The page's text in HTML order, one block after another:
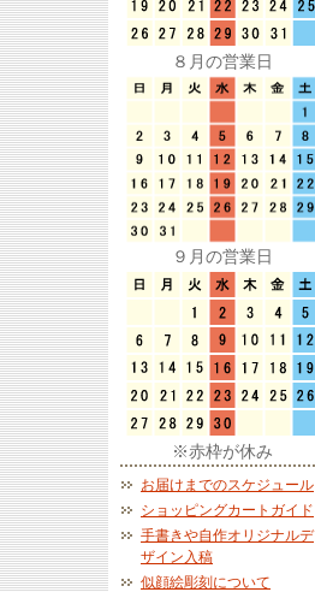
８月の営業日
９月の営業日
※赤枠が休み
お届けまでのスケジュール
ショッピングカートガイド
手書きや自作オリジナルデ
ザイン入稿
似顔絵彫刻について